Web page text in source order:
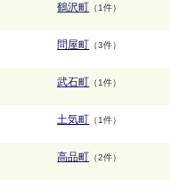
鶴沢町 （1件）
問屋町 （3件）
武石町 （1件）
土気町 （1件）
高品町 （2件）